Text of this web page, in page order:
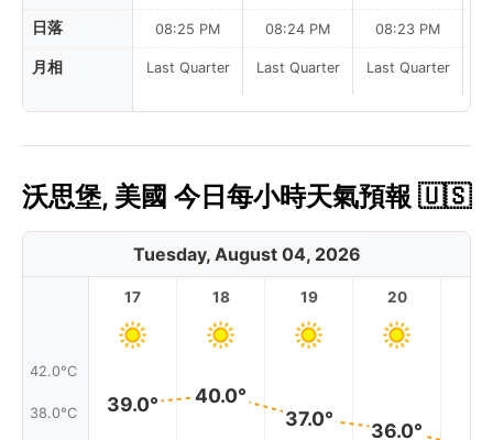
日落
月相
08:25 PM
Last Quarter
08:24 PM
Last Quarter
08:23 PM
Last Quarter
沃思堡, 美國 今日每小時天氣預報 🇺🇸
Tuesday, August 04, 2026
42.0°C
38.0°C
17
39.0°
18
40.0°
19
37.0°
20
36.0°